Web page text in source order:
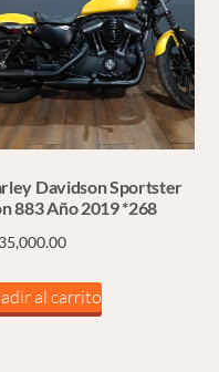
Davidson Sportster
883 Año 2019 *268
al carrito